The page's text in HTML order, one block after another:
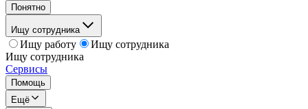
Понятно
Ищу сотрудника
Ищу работу
Ищу сотрудника
Ищу сотрудника
Сервисы
Помощь
Ещё